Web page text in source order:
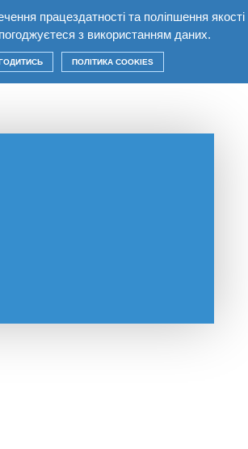
працездатності та поліпшення
з використанням даних.
ПОЛІТИКА COOKIES
Умови Будівництво